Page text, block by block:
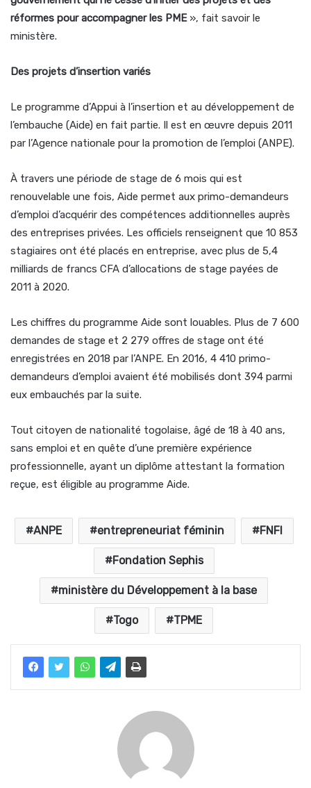
réformes pour accompagner les PME», fait savoir le
ministère.
Des projets d’insertion variés
Le programme d’Appui à l’insertion et au développement de
l’embauche (Aide) en fait partie. Il est en œuvre depuis 2011
par l’Agence nationale pour la promotion de l’emploi (ANPE).
À travers une période de stage de 6 mois qui est
renouvelable une fois, Aide permet aux primo-demandeurs
d’emploi d’acquérir des compétences additionnelles auprès
des entreprises privées. Les officiels renseignent que 10 853
stagiaires ont été placés en entreprise, avec plus de 5,4
milliards de francs CFA d’allocations de stage payées de
2011 à 2020.
Les chiffres du programme Aide sont louables. Plus de 7 600
demandes de stage et 2 279 offres de stage ont été
enregistrées en 2018 par l’ANPE. En 2016, 4 410 primo-
demandeurs d’emploi avaient été mobilisés dont 394 parmi
eux embauchés par la suite.
Tout citoyen de nationalité togolaise, âgé de 18 à 40 ans,
sans emploi et en quête d’une première expérience
professionnelle, ayant un diplôme attestant la formation
reçue, est éligible au programme Aide.
ANPE entrepreneuriat féminin FNFI
Fondation Sephis
ministère du Développement à la base
Togo TPME